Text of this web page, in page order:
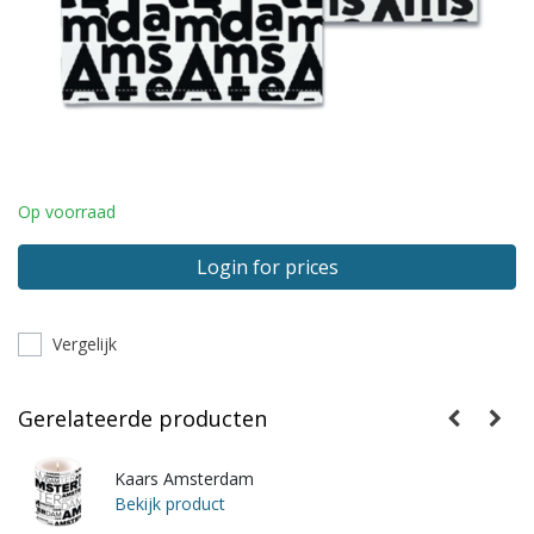
Op voorraad
Login for prices
Vergelijk
Gerelateerde producten
Kaars Amsterdam
Bekijk product